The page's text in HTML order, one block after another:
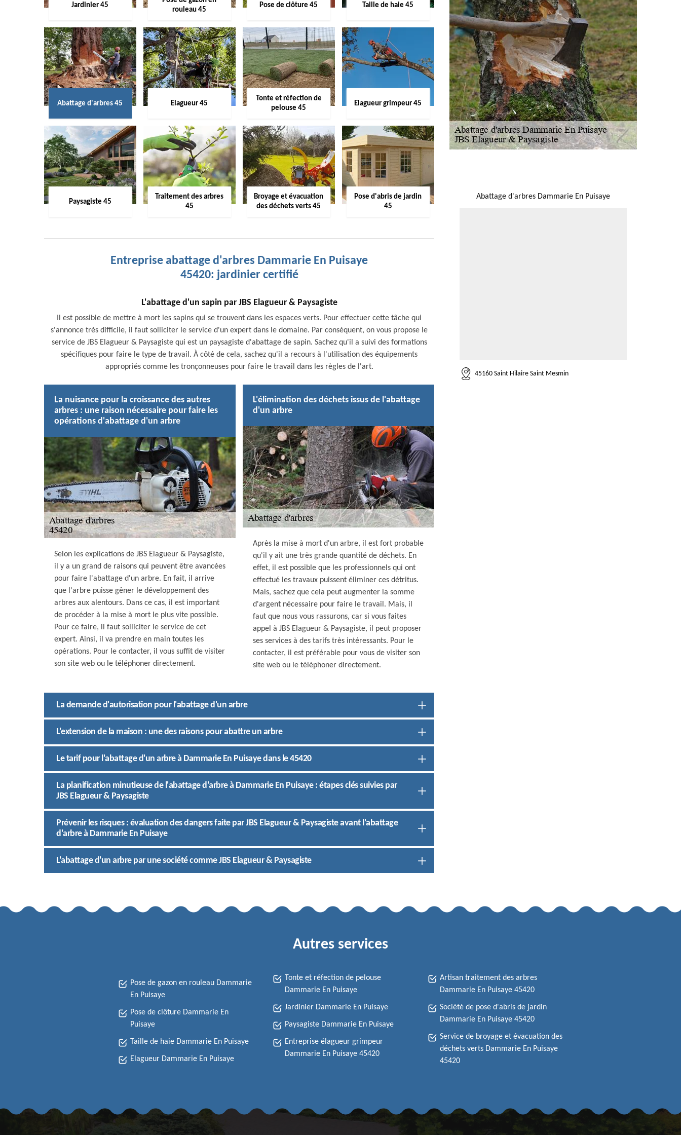
Jardinier 45
rouleau 45
Pose de clôture 45 Taille de haie 45
Abattage d'arbres 45 Elagueur 45
Tonte et réfection de
pelouse 45
Elagueur grimpeur 45
Paysagiste 45
Traitement des arbres
45
Broyage et évacuation
des déchets verts 45
Pose d'abris de jardin
45
Entreprise abattage d'arbres Dammarie En Puisaye
45420: jardinier certifié
L'abattage d'un sapin par JBS Elagueur & Paysagiste
Il est possible de mettre à mort les sapins qui se trouvent dans les espaces verts. Pour effectuer cette tâche qui
s'annonce très difficile, il faut solliciter le service d'un expert dans le domaine. Par conséquent, on vous propose le
service de JBS Elagueur & Paysagiste qui est un paysagiste d'abattage de sapin. Sachez qu'il a suivi des formations
spécifiques pour faire le type de travail. À côté de cela, sachez qu'il a recours à l'utilisation des équipements
appropriés comme les tronçonneuses pour faire le travail dans les règles de l'art.
La nuisance pour la croissance des autres
arbres : une raison nécessaire pour faire les
opérations d'abattage d'un arbre
Selon les explications de JBS Elagueur & Paysagiste,
il y a un grand de raisons qui peuvent être avancées
pour faire l'abattage d'un arbre. En fait, il arrive
que l'arbre puisse gêner le développement des
arbres aux alentours. Dans ce cas, il est important
de procéder à la mise à mort le plus vite possible.
Pour ce faire, il faut solliciter le service de cet
expert. Ainsi, il va prendre en main toutes les
opérations. Pour le contacter, il vous suffit de visiter
son site web ou le téléphoner directement.
L'élimination des déchets issus de l'abattage
d'un arbre
Après la mise à mort d'un arbre, il est fort probable
qu'il y ait une très grande quantité de déchets. En
effet, il est possible que les professionnels qui ont
effectué les travaux puissent éliminer ces détritus.
Mais, sachez que cela peut augmenter la somme
d'argent nécessaire pour faire le travail. Mais, il
faut que nous vous rassurons, car si vous faites
appel à JBS Elagueur & Paysagiste, il peut proposer
ses services à des tarifs très intéressants. Pour le
contacter, il est préférable pour vous de visiter son
site web ou le téléphoner directement.
La demande d'autorisation pour l'abattage d'un arbre
L'extension de la maison : une des raisons pour abattre un arbre
Le tarif pour l'abattage d'un arbre à Dammarie En Puisaye dans le 45420
La planification minutieuse de l'abattage d'arbre à Dammarie En Puisaye : étapes clés suivies par
JBS Elagueur & Paysagiste
Prévenir les risques : évaluation des dangers faite par JBS Elagueur & Paysagiste avant l'abattage
d'arbre à Dammarie En Puisaye
L'abattage d'un arbre par une société comme JBS Elagueur & Paysagiste
Abattage d'arbres Dammarie En Puisaye
45160 Saint Hilaire Saint Mesmin
Autres services
Pose de gazon en rouleau Dammarie
En Puisaye
Pose de clôture Dammarie En
Puisaye
Taille de haie Dammarie En Puisaye
Elagueur Dammarie En Puisaye
Tonte et réfection de pelouse
Dammarie En Puisaye
Jardinier Dammarie En Puisaye
Paysagiste Dammarie En Puisaye
Entreprise élagueur grimpeur
Dammarie En Puisaye 45420
Artisan traitement des arbres
Dammarie En Puisaye 45420
Société de pose d'abris de jardin
Dammarie En Puisaye 45420
Service de broyage et évacuation des
déchets verts Dammarie En Puisaye
45420